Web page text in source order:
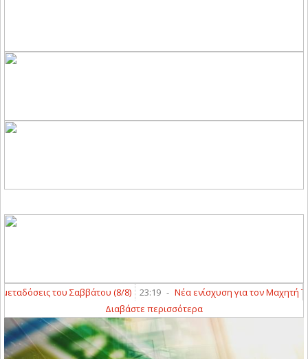
του Σαββάτου (8/8) 23:19 - Νέα ενίσχυση για τον Μαχητή
Διαβάστε περισσότερα